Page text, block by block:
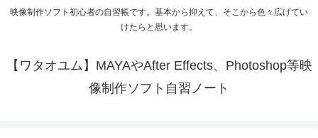
映像制作ソフト初心者の自習帳です。基本から抑えて、そこから色々広げてい
けたらと思います。
【ワタオユム】MAYAやAfter Effects、Photoshop等映
像制作ソフト自習ノート